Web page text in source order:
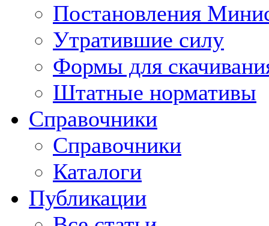
Постановления
Утратившие силу
Формы для
Штатные нормативы
Справочники
Справочники
Каталоги
Публикации